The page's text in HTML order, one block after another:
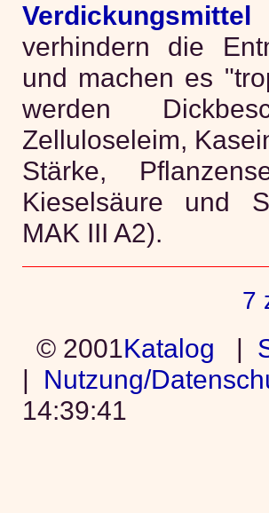
Verdickungsmittel
verhindern die
und machen es
werden
Zelluloseleim,
Stärke,
Kieselsäure und
MAK III A2).
7
© 2001Katalog
Nutzung/
14:39:41